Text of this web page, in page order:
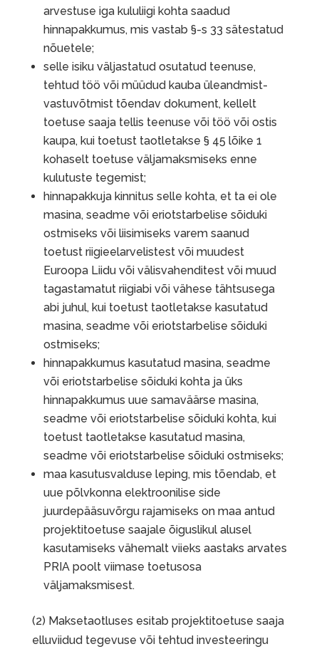
arvestuse iga kululiigi kohta saadud
hinnapakkumus, mis vastab §-s 33 sätestatud
nõuetele;
selle isiku väljastatud osutatud teenuse,
tehtud töö või müüdud kauba üleandmist-
vastuvõtmist tõendav dokument, kellelt
toetuse saaja tellis teenuse või töö või ostis
kaupa, kui toetust taotletakse § 45 lõike 1
kohaselt toetuse väljamaksmiseks enne
kulutuste tegemist;
hinnapakkuja kinnitus selle kohta, et ta ei ole
masina, seadme või eriotstarbelise sõiduki
ostmiseks või liisimiseks varem saanud
toetust riigieelarvelistest või muudest
Euroopa Liidu või välisvahenditest või muud
tagastamatut riigiabi või vähese tähtsusega
abi juhul, kui toetust taotletakse kasutatud
masina, seadme või eriotstarbelise sõiduki
ostmiseks;
hinnapakkumus kasutatud masina, seadme
või eriotstarbelise sõiduki kohta ja üks
hinnapakkumus uue samaväärse masina,
seadme või eriotstarbelise sõiduki kohta, kui
toetust taotletakse kasutatud masina,
seadme või eriotstarbelise sõiduki ostmiseks;
maa kasutusvalduse leping, mis tõendab, et
uue põlvkonna elektroonilise side
juurdepääsuvõrgu rajamiseks on maa antud
projektitoetuse saajale õiguslikul alusel
kasutamiseks vähemalt viieks aastaks arvates
PRIA poolt viimase toetusosa
väljamaksmisest.
(2) Maksetaotluses esitab projektitoetuse saaja
elluviidud tegevuse või tehtud investeeringu